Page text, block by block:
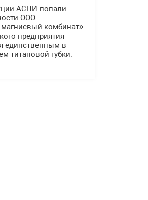
АСПИ попали
ООО
комбинат»
предприятия
единственным в
титановой губки.